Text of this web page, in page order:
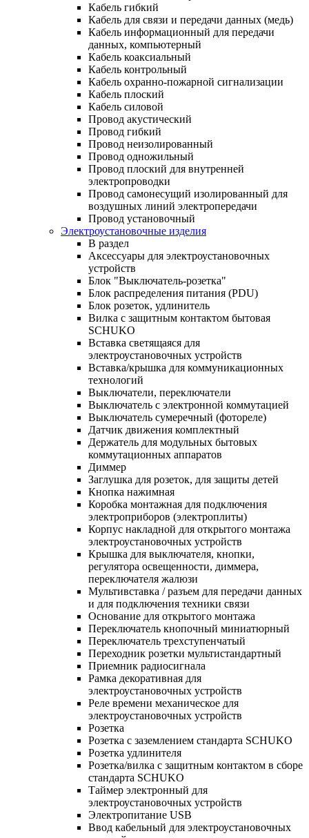
Кабель гибкий
Кабель для связи и передачи данных (медь)
Кабель информационный для передачи
данных, компьютерный
Кабель коаксиальный
Кабель контрольный
Кабель охранно-пожарной сигнализации
Кабель плоский
Кабель силовой
Провод акустический
Провод гибкий
Провод неизолированный
Провод одножильный
Провод плоский для внутренней
электропроводки
Провод самонесущий изолированный для
воздушных линий электропередачи
Провод установочный
Электроустановочные изделия
В раздел
Аксессуары для электроустановочных
устройств
Блок "Выключатель-розетка"
Блок распределения питания (PDU)
Блок розеток, удлинитель
Вилка с защитным контактом бытовая
SCHUKO
Вставка светящаяся для
электроустановочных устройств
Вставка/крышка для коммуникационных
технологий
Выключатели, переключатели
Выключатель с электронной коммутацией
Выключатель сумеречный (фотореле)
Датчик движения комплектный
Держатель для модульных бытовых
коммутационных аппаратов
Диммер
Заглушка для розеток, для защиты детей
Кнопка нажимная
Коробка монтажная для подключения
электроприборов (электроплиты)
Корпус накладной для открытого монтажа
электроустановочных устройств
Крышка для выключателя, кнопки,
регулятора освещенности, диммера,
переключателя жалюзи
Мультивставка / разъем для передачи данных
и для подключения техники связи
Основание для открытого монтажа
Переключатель кнопочный миниатюрный
Переключатель трехступенчатый
Переходник розетки мультистандартный
Приемник радиосигнала
Рамка декоративная для
электроустановочных устройств
Реле времени механическое для
электроустановочных устройств
Розетка
Розетка с заземлением стандарта SCHUKO
Розетка удлинителя
Розетка/вилка с защитным контактом в сборе
стандарта SCHUKO
Таймер электронный для
электроустановочных устройств
Электропитание USB
Ввод кабельный для электроустановочных